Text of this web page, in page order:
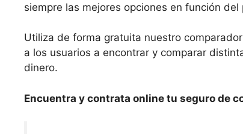
siempre las mejores opciones en función
Utiliza de forma gratuita nuestro
a los usuarios a encontrar y comparar
dinero.
Encuentra y contrata online tu seguro de